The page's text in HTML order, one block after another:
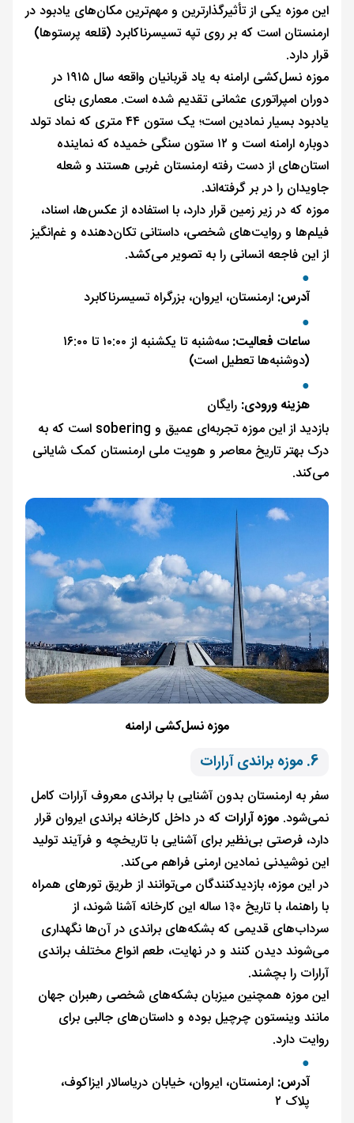
این موزه یکی از تأثیرگذارترین و مهم‌ترین مکان‌های یادبود در
ارمنستان است که بر روی تپه تسیسرناکابرد (قلعه پرستوها)
قرار دارد.
موزه نسل‌کشی ارامنه به یاد قربانیان واقعه سال ۱۹۱۵ در
دوران امپراتوری عثمانی تقدیم شده است. معماری بنای
یادبود بسیار نمادین است؛ یک ستون ۴۴ متری که نماد تولد
دوباره ارامنه است و ۱۲ ستون سنگی خمیده که نماینده
استان‌های از دست رفته ارمنستان غربی هستند و شعله
جاویدان را در بر گرفته‌اند.
موزه که در زیر زمین قرار دارد، با استفاده از عکس‌ها، اسناد،
فیلم‌ها و روایت‌های شخصی، داستانی تکان‌دهنده و غم‌انگیز
از این فاجعه انسانی را به تصویر می‌کشد.
آدرس: ارمنستان، ایروان، بزرگراه تسیسرناکابرد
ساعات فعالیت:
سه‌شنبه تا یکشنبه از ۱۰:۰۰ تا ۱۶:۰۰
(دوشنبه‌ها تعطیل است)
هزینه ورودی: رایگان
بازدید از این موزه تجربه‌ای عمیق و sobering است که به
درک بهتر تاریخ معاصر و هویت ملی ارمنستان کمک شایانی
می‌کند.
موزه نسل‌کشی ارامنه
6. موزه براندی آرارات
سفر به ارمنستان بدون آشنایی با براندی معروف آرارات کامل
نمی‌شود. موزه آرارات که در داخل کارخانه براندی ایروان قرار
دارد، فرصتی بی‌نظیر برای آشنایی با تاریخچه و فرآیند تولید
این نوشیدنی نمادین ارمنی فراهم می‌کند.
در این موزه، بازدیدکنندگان می‌توانند از طریق تورهای همراه
با راهنما، با تاریخ ۱३۰ ساله این کارخانه آشنا شوند، از
سرداب‌های قدیمی که بشکه‌های براندی در آن‌ها نگهداری
می‌شوند دیدن کنند و در نهایت، طعم انواع مختلف براندی
آرارات را بچشند.
این موزه همچنین میزبان بشکه‌های شخصی رهبران جهان
مانند وینستون چرچیل بوده و داستان‌های جالبی برای
روایت دارد.
آدرس: ارمنستان، ایروان، خیابان دریاسالار ایزاکوف،
پلاک ۲